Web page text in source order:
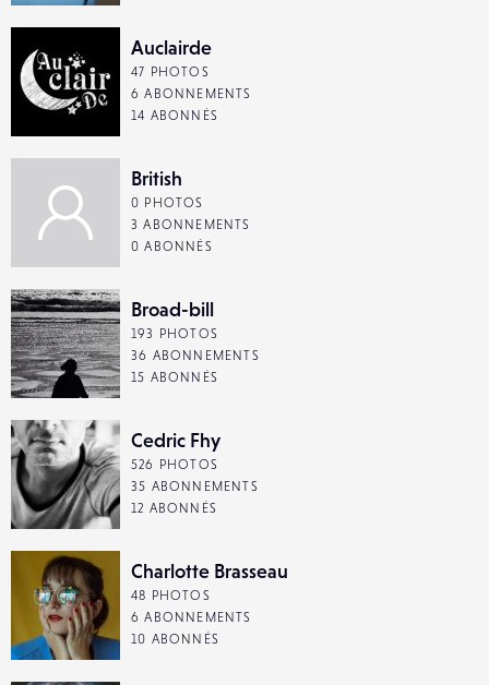
Auclairde
47 PHOTOS
6 ABONNEMENTS
14 ABONNÉS
British
0 PHOTOS
3 ABONNEMENTS
0 ABONNÉS
Broad-bill
193 PHOTOS
36 ABONNEMENTS
15 ABONNÉS
Cedric Fhy
526 PHOTOS
35 ABONNEMENTS
12 ABONNÉS
Charlotte Brasseau
48 PHOTOS
6 ABONNEMENTS
10 ABONNÉS